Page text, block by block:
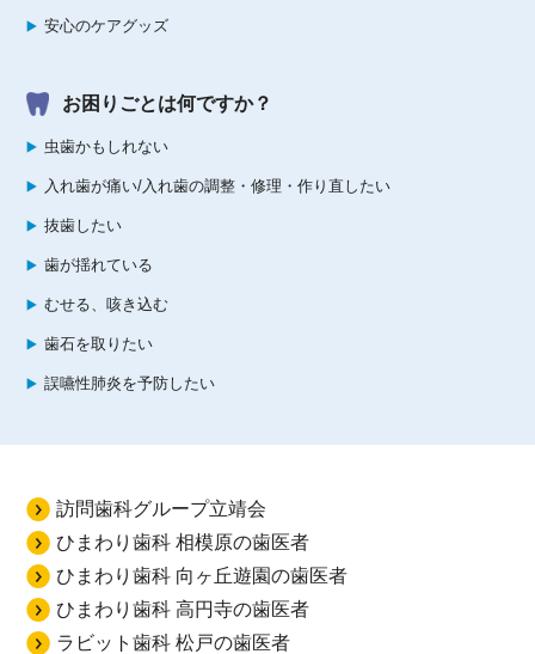
安心のケアグッズ
お困りごとは何ですか？
虫歯かもしれない
入れ歯が痛い/入れ歯の調整・修理・作り直したい
抜歯したい
歯が揺れている
むせる、咳き込む
歯石を取りたい
誤嚥性肺炎を予防したい
訪問歯科グループ立靖会
ひまわり歯科 相模原の歯医者
ひまわり歯科 向ヶ丘遊園の歯医者
ひまわり歯科 高円寺の歯医者
ラビット歯科 松戸の歯医者